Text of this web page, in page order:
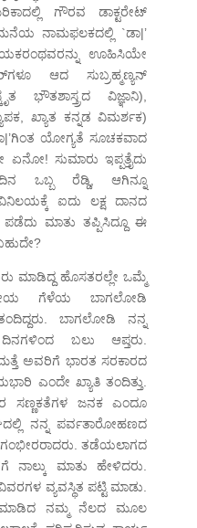
ಗೌರವ ಡಾಕ್ಟರೇಟ್
ನಾಮಫಲಕದಲ್ಲಿ `ಡಾ|’
ಊಹಿಸಿಯೇ
ಆದ ಸುಬ್ರಹ್ಮಣ್ಯನ್
ಭೌತಶಾಸ್ತ್ರದ ವಿಜ್ಞಾನಿ),
ಖ್ಯಾತ ಕನ್ನಡ ವಿಮರ್ಶಕ)
ಯೋಗ್ಯತೆ ಸೂಚಕವಾದ
ಏನೋ! ಸುಮಾರು ಇಪ್ಪತ್ತೈದು
ಒಬ್ಬ ರೆಡ್ಡಿ, ಆಗಿನ್ನೂ
ಐದು ಲಕ್ಷ ದಾನದ
ಮಾತು ತಪ್ಪಿಸಿದ್ದೂ ಈ
ಮಾಡಿದ್ದ ಹೊಸತರಲ್ಲೇ ಒಮ್ಮೆ
ಗೆಳೆಯ ಬಾಗಲೋಡಿ
ಬಾಗಲೋಡಿ ನನ್ನ
ಬಲು ಆಪ್ತರು.
ಅವರಿಗೆ ಭಾರತ ಸರಕಾರದ
ಎಂದೇ ಖ್ಯಾತಿ ತಂದಿತ್ತು.
ಸಣ್ಣಕತೆಗಳ ಜನಕ ಎಂದೂ
ನನ್ನ ಪರ್ವತಾರೋಹಣದ
ತಡೆಯಲಾಗದ
ಮಾತು ಹೇಳಿದರು.
ವಿವರಗಳ ವ್ಯವಸ್ಥಿತ ಪಟ್ಟಿ ಮಾಡು.
ಮಾಡಿದ ನಮ್ಮ ನೆಲದ ಮೂಲ